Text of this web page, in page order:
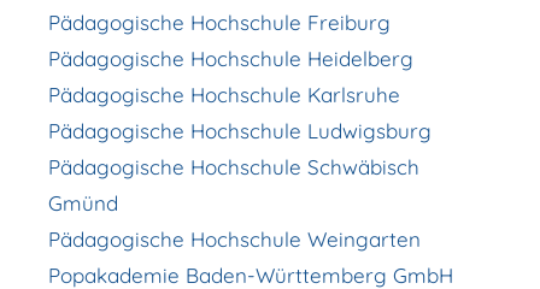
Pädagogische Hochschule Freiburg
Pädagogische Hochschule Heidelberg
Pädagogische Hochschule Karlsruhe
Pädagogische Hochschule Ludwigsburg
Pädagogische Hochschule Schwäbisch
Gmünd
Pädagogische Hochschule Weingarten
Popakademie Baden-Württemberg GmbH